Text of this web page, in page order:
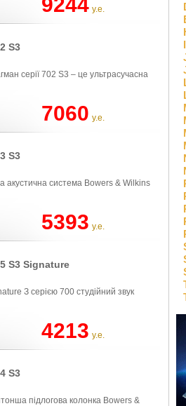
у.е.
S3
серії 702 S3 – це ультрасучасна
7060 у.е.
S3
акустична система Bowers & Wilkins
5393 у.е.
S3 Signature
З серією 700 студійний звук
4213 у.е.
S3
підлогова колонка Bowers &